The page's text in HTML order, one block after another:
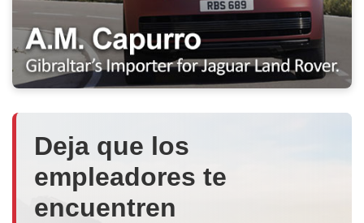
Deja que los
empleadores te
encuentren